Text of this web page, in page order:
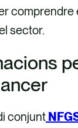
comprendre
sector.
conjunt